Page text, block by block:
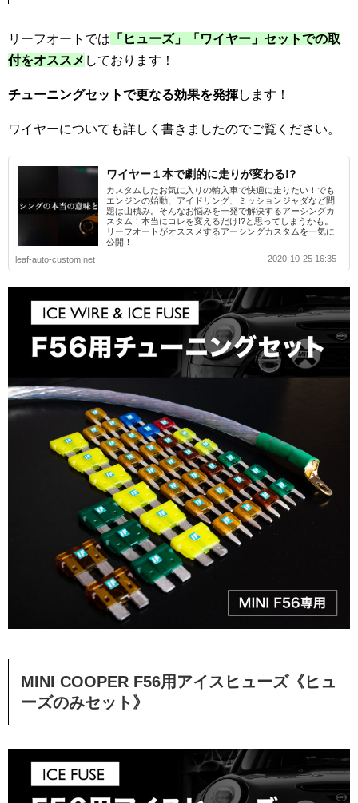
リーフオートでは 「ヒューズ」「ワイヤー」セットでの取
付をオススメ しております！
チューニングセットで更なる効果を発揮します！
ワイヤーについても詳しく書きましたのでご覧ください。
ワイヤー１本で劇的に走りが変わる!?
カスタムしたお気に入りの輸入車で快適に走りたい！でも
エンジンの始動、アイドリング、ミッションジャダなど問
題は山積み。そんなお悩みを一発で解決するアーシングカ
スタム！本当にコレを変えるだけ!?と思ってしまうかも。
リーフオートがオススメするアーシングカスタムを一気に
公開！
leaf-auto-custom.net
2020-10-25 16:35
MINI COOPER F56用アイスヒューズ《ヒュ
ーズのみセット》